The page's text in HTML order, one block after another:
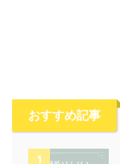
おすすめ記事
1